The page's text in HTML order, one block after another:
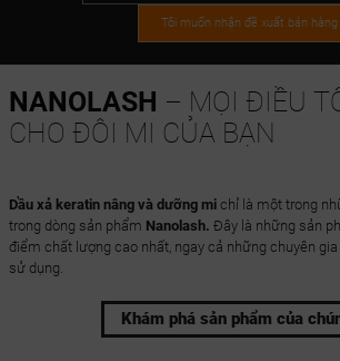
Tôi muốn nhận đề xuất bán hàng
NANOLASH – MỌI ĐIỀU
CHO ĐÔI MI CỦA BẠN
Dầu xả keratin nâng và dưỡng michỉ là một trong
trong dòng sản phẩm Nanolash. Đây là những sản
điểm chất lượng cao nhất, ngay cả những chuyên
sử dụng.
Khám phá sản phẩm của